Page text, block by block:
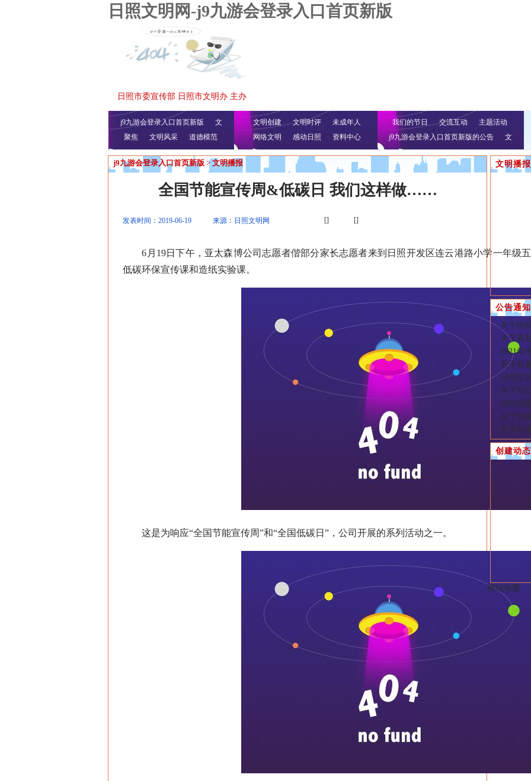
日照文明网-j9九游会登录入口首页新版
日照市委宣传部 日照市文明办 主办
j9九游会登录入口首页新版
文
明播报
公益视频
聚焦 文明风采 道德模范
文明创建 文明时评
未成年人
网络文明
感动日照 资料中心
我们的节日 交流互动
主题活动
j9九游会登录入口首页新版的公告
文
明行动
j9九游会登录入口首页新版 > 文明播报
全国节能宣传周&低碳日 我们这样做……
发表时间：2019-06-19 来源：日照文明网 [] []
6月19日下午，亚太森博公司志愿者偕部分家长志愿者来到日照开发区连云港路小学一年级
低碳环保宣传课和造纸实验课。
这是为响应“全国节能宣传周”和“全国低碳日”，公司开展的系列活动之一。
文明播报
公告通知
关于组
关于表
2021年
关于在
日照市
关于对
2020日
关于印
关于印
创建动态
网站地图